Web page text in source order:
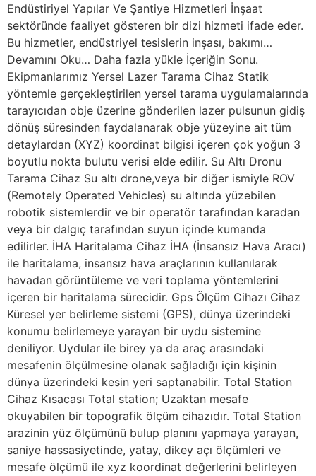
Endüstiriyel Yapılar Ve Şantiye Hizmetleri İnşaat
sektöründe faaliyet gösteren bir dizi hizmeti ifade eder.
Bu hizmetler, endüstriyel tesislerin inşası, bakımı…
Devamını Oku… Daha fazla yükle İçeriğin Sonu.
Ekipmanlarımız Yersel Lazer Tarama Cihaz Statik
yöntemle gerçekleştirilen yersel tarama uygulamalarında
tarayıcıdan obje üzerine gönderilen lazer pulsunun gidiş
dönüş süresinden faydalanarak obje yüzeyine ait tüm
detaylardan (XYZ) koordinat bilgisi içeren çok yoğun 3
boyutlu nokta bulutu verisi elde edilir. Su Altı Dronu
Tarama Cihaz Su altı drone,veya bir diğer ismiyle ROV
(Remotely Operated Vehicles) su altında yüzebilen
robotik sistemlerdir ve bir operatör tarafından karadan
veya bir dalgıç tarafından suyun içinde kumanda
edilirler. İHA Haritalama Cihaz İHA (İnsansız Hava Aracı)
ile haritalama, insansız hava araçlarının kullanılarak
havadan görüntüleme ve veri toplama yöntemlerini
içeren bir haritalama sürecidir. Gps Ölçüm Cihazı Cihaz
Küresel yer belirleme sistemi (GPS), dünya üzerindeki
konumu belirlemeye yarayan bir uydu sistemine
deniliyor. Uydular ile birey ya da araç arasındaki
mesafenin ölçülmesine olanak sağladığı için kişinin
dünya üzerindeki kesin yeri saptanabilir. Total Station
Cihaz Kısacası Total station; Uzaktan mesafe
okuyabilen bir topografik ölçüm cihazıdır. Total Station
arazinin yüz ölçümünü bulup planını yapmaya yarayan,
saniye hassasiyetinde, yatay, dikey açı ölçümleri ve
mesafe ölçümü ile xyz koordinat değerlerini belirleyen